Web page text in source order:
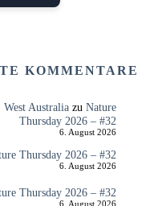
KOMMENTARE
Australiazu Nature
Thursday 2026 – #32
6. August 2026
Thursday 2026 – #32
6. August 2026
Thursday 2026 – #32
6. August 2026